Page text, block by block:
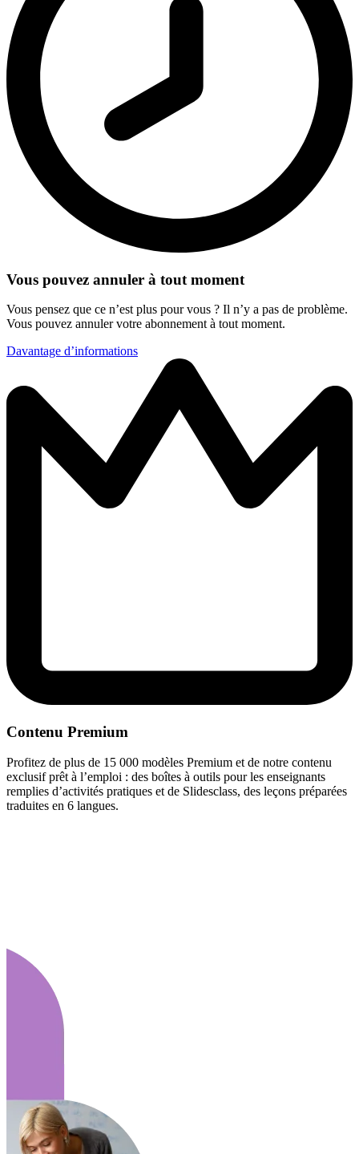
Vous pouvez annuler à tout moment
Vous pensez que ce n’est plus pour vous ? Il n’y a pas de problème.
Vous pouvez annuler votre abonnement à tout moment.
Davantage d’informations
Contenu Premium
Profitez de plus de 15 000 modèles Premium et de notre contenu
exclusif prêt à l’emploi : des boîtes à outils pour les enseignants
remplies d’activités pratiques et de Slidesclass, des leçons préparées
traduites en 6 langues.